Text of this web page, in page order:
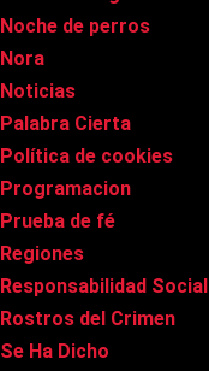
Noche de perros
Nora
Noticias
Palabra Cierta
Política de cookies
Programacion
Prueba de fé
Regiones
Responsabilidad Social
Rostros del Crimen
Se Ha Dicho